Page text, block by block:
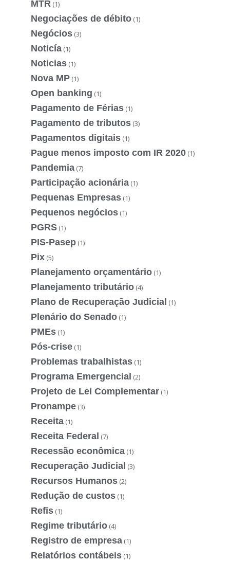
MTR (1)
Negociações de débito (1)
Negócios (3)
Noticía (1)
Noticias (1)
Nova MP (1)
Open banking (1)
Pagamento de Férias (1)
Pagamento de tributos (3)
Pagamentos digitais (1)
Pague menos imposto com IR 2020 (1)
Pandemia (7)
Participação acionária (1)
Pequenas Empresas (1)
Pequenos negócios (1)
PGRS (1)
PIS-Pasep (1)
Pix (5)
Planejamento orçamentário (1)
Planejamento tributário (4)
Plano de Recuperação Judicial (1)
Plenário do Senado (1)
PMEs (1)
Pós-crise (1)
Problemas trabalhistas (1)
Programa Emergencial (2)
Projeto de Lei Complementar (1)
Pronampe (3)
Receita (1)
Receita Federal (7)
Recessão econômica (1)
Recuperação Judicial (3)
Recursos Humanos (2)
Redução de custos (1)
Refis (1)
Regime tributário (4)
Registro de empresa (1)
Relatórios contábeis (1)